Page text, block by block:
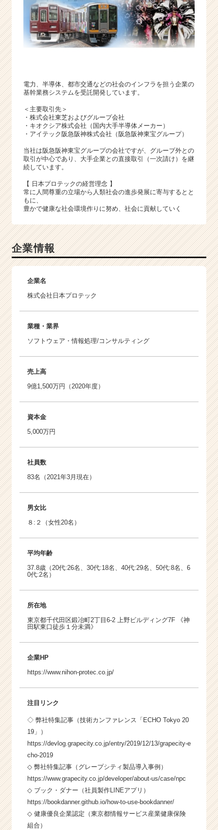
電力、半導体、都市交通などの社会のインフラを担う企業の
基幹業務システムを受託開発しています。
＜主要取引先＞
・株式会社東芝およびグループ会社
・キオクシア株式会社（国内大手半導体メーカー）
・アイテック阪急阪神株式会社（阪急阪神東宝グループ）
当社は阪急阪神東宝グループの会社ですが、グループ外との
取引が中心であり、大手企業との直接取引（一次請け）を継
続しています。
【 日本プロテックの経営理念 】
常に人間尊重の立場から人類社会の進歩発展に寄与するとと
もに、
豊かで健康な社会環境作りに努め、社会に貢献していく
企業情報
企業名
株式会社日本プロテック
業種・業界
ソフトウェア・情報処理/コンサルティング
売上高
9億1,500万円（2020年度）
資本金
5,000万円
社員数
83名（2021年3月現在）
男女比
８:２（女性20名）
平均年齢
37.8歳（20代:26名、30代:18名、40代:29名、50代:8名、6
0代:2名）
所在地
東京都千代田区鍛冶町2丁目6-2 上野ビルディング7F 《神
田駅東口徒歩１分未満》
企業HP
https://www.nihon-protec.co.jp/
注目リンク
◇ 弊社特集記事（技術カンファレンス「ECHO Tokyo 20
19」）
https://devlog.grapecity.co.jp/entry/2019/12/13/grapecity-e
cho-2019
◇ 弊社特集記事（グレープシティ製品導入事例）
https://www.grapecity.co.jp/developer/about-us/case/npc
◇ ブック・ダナー（社員製作LINEアプリ）
https://bookdanner.github.io/how-to-use-bookdanner/
◇ 健康優良企業認定（東京都情報サービス産業健康保険
組合）